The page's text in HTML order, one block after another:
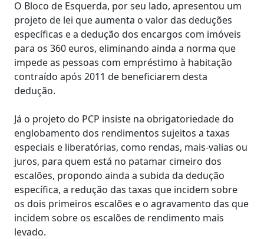
O Bloco de Esquerda, por seu lado, apresentou um
projeto de lei que aumenta o valor das deduções
específicas e a dedução dos encargos com imóveis
para os 360 euros, eliminando ainda a norma que
impede as pessoas com empréstimo à habitação
contraído após 2011 de beneficiarem desta
dedução.
Já o projeto do PCP insiste na obrigatoriedade do
englobamento dos rendimentos sujeitos a taxas
especiais e liberatórias, como rendas, mais-valias ou
juros, para quem está no patamar cimeiro dos
escalões, propondo ainda a subida da dedução
específica, a redução das taxas que incidem sobre
os dois primeiros escalões e o agravamento das que
incidem sobre os escalões de rendimento mais
levado.